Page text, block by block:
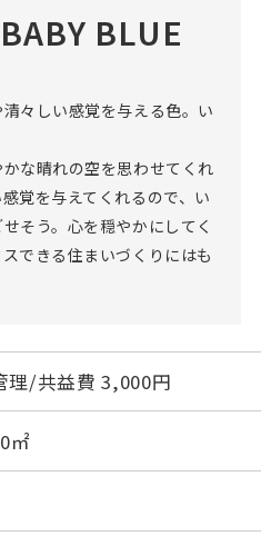
BLUE
々しい感覚を与える色。い
な晴れの空を思わせてくれ
覚を与えてくれるので、い
そう。心を穏やかにしてく
できる住まいづくりにはも
/共益費 3,000円
㎡